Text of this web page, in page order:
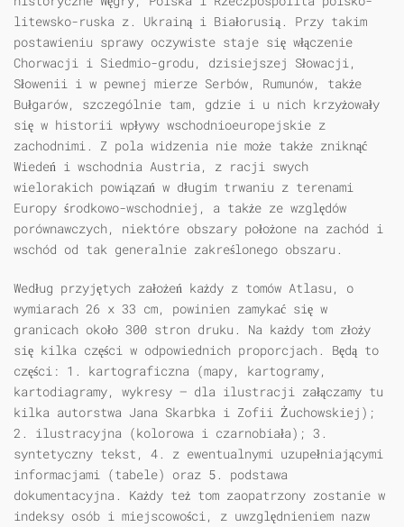
litewsko-ruska z. Ukrainą i Białorusią. Przy takim
postawieniu sprawy oczywiste staje się włączenie
Chorwacji i Siedmio-grodu, dzisiejszej Słowacji,
Słowenii i w pewnej mierze Serbów, Rumunów, także
Bułgarów, szczególnie tam, gdzie i u nich krzyżowały
się w historii wpływy wschodnioeuropejskie z
zachodnimi. Z pola widzenia nie może także zniknąć
Wiedeń i wschodnia Austria, z racji swych
wielorakich powiązań w długim trwaniu z terenami
Europy środkowo-wschodniej, a także ze względów
porównawczych, niektóre obszary położone na zachód i
wschód od tak generalnie zakreślonego obszaru.
Według przyjętych założeń każdy z tomów Atlasu, o
wymiarach 26 x 33 cm, powinien zamykać się w
granicach około 300 stron druku. Na każdy tom złoży
się kilka części w odpowiednich proporcjach. Będą to
części: 1. kartograficzna (mapy, kartogramy,
kartodiagramy, wykresy — dla ilustracji załączamy tu
kilka autorstwa Jana Skarbka i Zofii Żuchowskiej);
2. ilustracyjna (kolorowa i czarnobiała); 3.
syntetyczny tekst, 4. z ewentualnymi uzupełniającymi
informacjami (tabele) oraz 5. podstawa
dokumentacyjna. Każdy też tom zaopatrzony zostanie w
indeksy osób i miejscowości, z uwzględnieniem nazw